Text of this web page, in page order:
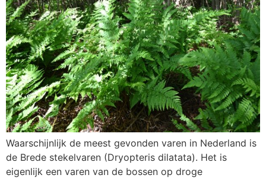
Waarschijnlijk de meest gevonden varen in Nederland is
de Brede stekelvaren (Dryopteris dilatata). Het is
eigenlijk een varen van de bossen op droge